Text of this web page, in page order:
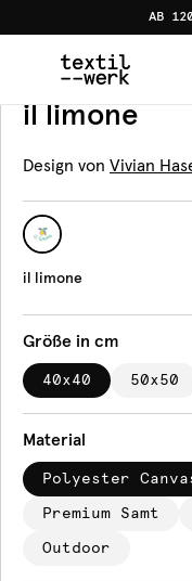
AB
Produkte
Kissen
il limone
Design von Vivian
il limone
Größe in cm
40x40 50x50
Material
Polyester
Premium Samt
Outdoor